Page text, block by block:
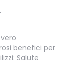
benefici per
Salute